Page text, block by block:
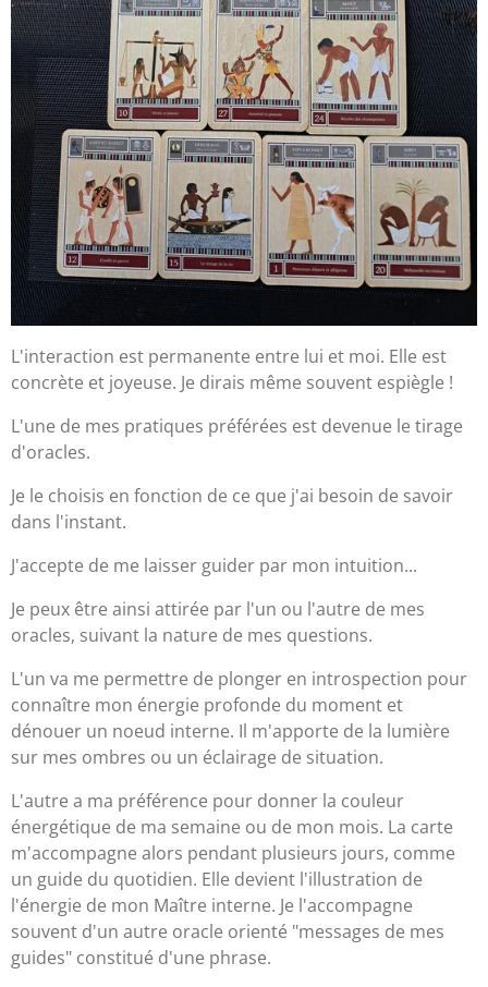
L'interaction est permanente entre lui et moi. Elle est
concrète et joyeuse. Je dirais même souvent espiègle !
L'une de mes pratiques préférées est devenue le tirage
d'oracles.
Je le choisis en fonction de ce que j'ai besoin de savoir
dans l'instant.
J'accepte de me laisser guider par mon intuition...
Je peux être ainsi attirée par l'un ou l'autre de mes
oracles, suivant la nature de mes questions.
L'un va me permettre de plonger en introspection pour
connaître mon énergie profonde du moment et
dénouer un noeud interne. Il m'apporte de la lumière
sur mes ombres ou un éclairage de situation.
L'autre a ma préférence pour donner la couleur
énergétique de ma semaine ou de mon mois. La carte
m'accompagne alors pendant plusieurs jours, comme
un guide du quotidien. Elle devient l'illustration de
l'énergie de mon Maître interne. Je l'accompagne
souvent d'un autre oracle orienté "messages de mes
guides" constitué d'une phrase.